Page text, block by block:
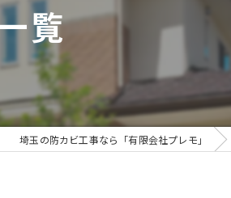
を。賃貸オーナー様が最後に頼る専門工事
覧
埼玉の防カビ工事なら「有限会社プレモ」